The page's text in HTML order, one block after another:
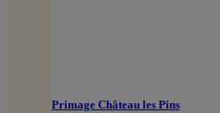
Primage Château les Pins